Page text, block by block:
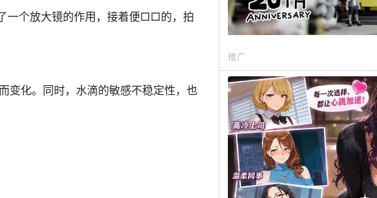
一个放大镜的作用，接着便□□的，拍
变化。同时，水滴的敏感不稳定性，也
推广